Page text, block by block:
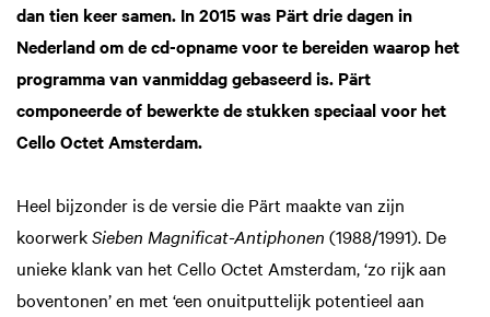
dan tien keer samen. In 2015 was Pärt drie dagen in
Nederland om de cd-opname voor te bereiden waarop het
programma van vanmiddag gebaseerd is. Pärt
componeerde of bewerkte de stukken speciaal voor het
Cello Octet Amsterdam.
Heel bijzonder is de versie die Pärt maakte van zijn
koorwerkSieben Magnificat-Antiphonen (1988/1991). De
unieke klank van het Cello Octet Amsterdam, ‘zo rijk aan
boventonen’ en met ‘een onuitputtelijk potentieel aan